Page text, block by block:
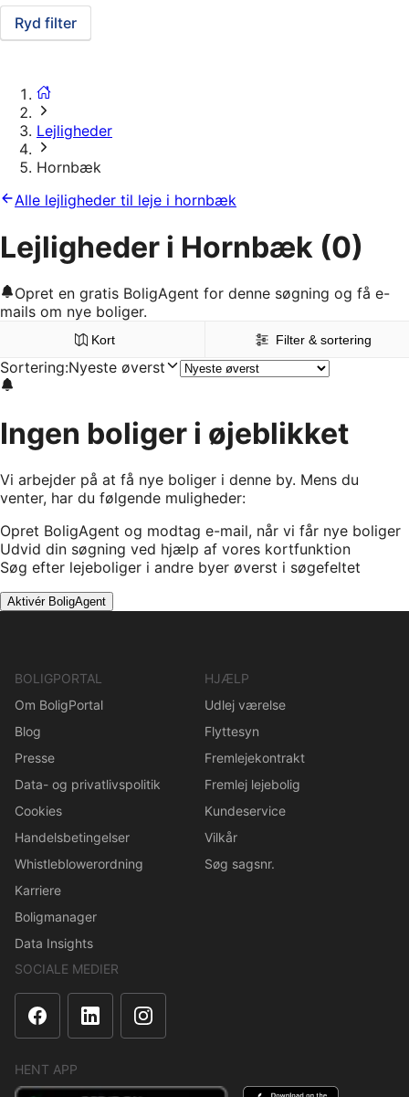
Ryd filter
Lejligheder
Hornbæk
Alle lejligheder til leje i hornbæk
Lejligheder i Hornbæk (0)
Opret en gratis BoligAgent for denne søgning og få e-
mails om nye boliger.
Kort Filter & sortering
Sortering:Nyeste øverst
Ingen boliger i øjeblikket
Vi arbejder på at få nye boliger i denne by. Mens du
venter, har du følgende muligheder:
Opret BoligAgent og modtag e-mail, når vi får nye boliger
Udvid din søgning ved hjælp af vores kortfunktion
Søg efter lejeboliger i andre byer øverst i søgefeltet
Aktivér BoligAgent
BOLIGPORTAL
Om BoligPortal
Blog
Presse
Data- og privatlivspolitik
Cookies
Handelsbetingelser
Whistleblowerordning
Karriere
Boligmanager
Data Insights
HJÆLP
Udlej værelse
Flyttesyn
Fremlejekontrakt
Fremlej lejebolig
Kundeservice
Vilkår
Søg sagsnr.
SOCIALE MEDIER
HENT APP